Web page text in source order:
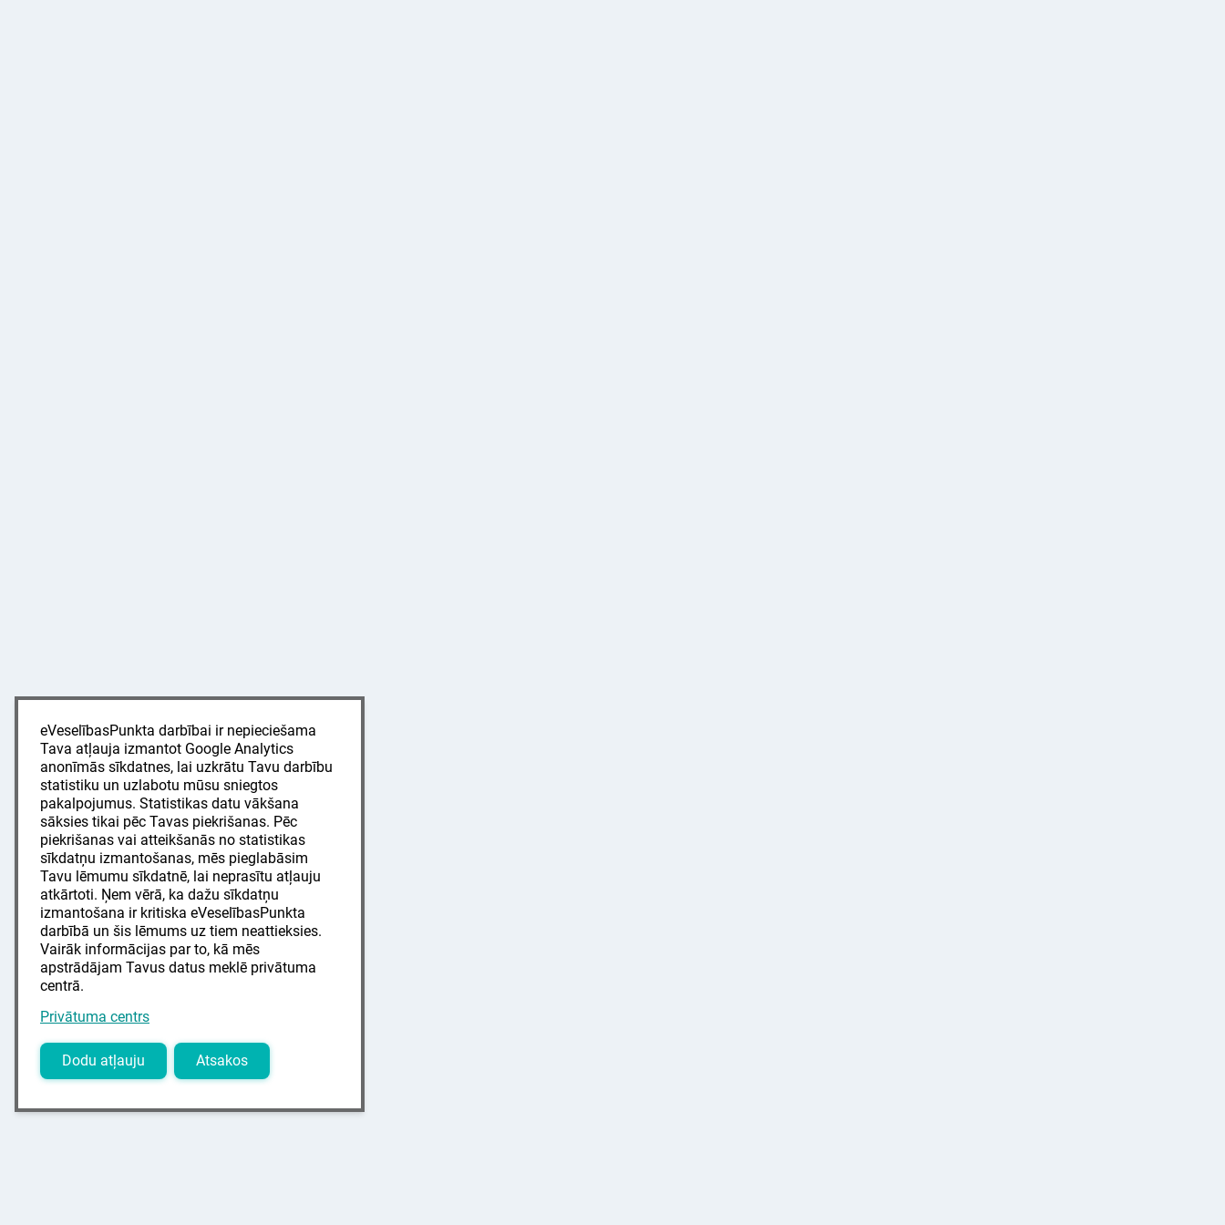
eVeselībasPunkta darbībai ir nepieciešama
Tava atļauja izmantot Google Analytics
anonīmās sīkdatnes, lai uzkrātu Tavu darbību
statistiku un uzlabotu mūsu sniegtos
pakalpojumus. Statistikas datu vākšana
sāksies tikai pēc Tavas piekrišanas. Pēc
piekrišanas vai atteikšanās no statistikas
sīkdatņu izmantošanas, mēs pieglabāsim
Tavu lēmumu sīkdatnē, lai neprasītu atļauju
atkārtoti. Ņem vērā, ka dažu sīkdatņu
izmantošana ir kritiska eVeselībasPunkta
darbībā un šis lēmums uz tiem neattieksies.
Vairāk informācijas par to, kā mēs
apstrādājam Tavus datus meklē privātuma
centrā.
Privātuma centrs
Dodu atļauju Atsakos